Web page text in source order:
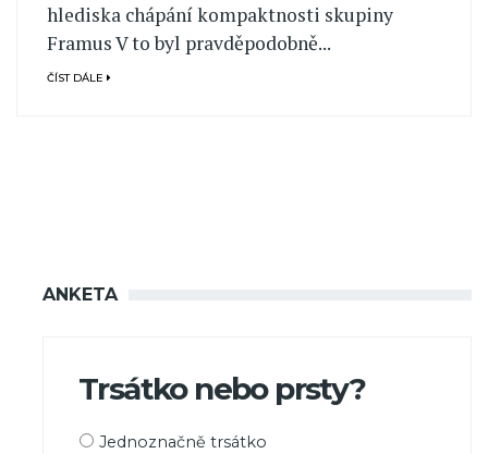
hlediska chápání kompaktnosti skupiny
Framus V to byl pravděpodobně...
ČÍST DÁLE
ANKETA
Trsátko nebo prsty?
Možnosti
Jednoznačně trsátko